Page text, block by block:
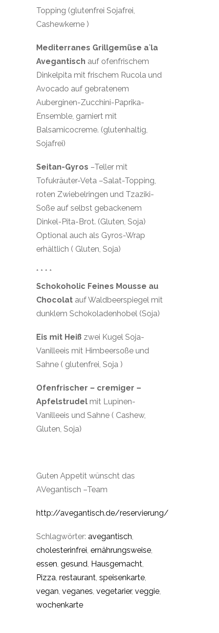
Topping (glutenfrei Sojafrei,
Cashewkerne )
Mediterranes Grillgemüse a`la
Avegantisch auf ofenfrischem
Dinkelpita mit frischem Rucola und
Avocado auf gebratenem
Auberginen-Zucchini-Paprika-
Ensemble, garniert mit
Balsamicocreme. (glutenhaltig,
Sojafrei)
Seitan-Gyros –Teller mit
Tofukräuter-Veta –Salat-Topping,
roten Zwiebelringen und Tzaziki-
Soße auf selbst gebackenem
Dinkel-Pita-Brot. (Gluten, Soja)
Optional auch als Gyros-Wrap
erhältlich ( Gluten, Soja)
* * * *
Schokoholic Feines Mousse au
Chocolat auf Waldbeerspiegel mit
dunklem Schokoladenhobel (Soja)
Eis mit Heiß zwei Kugel Soja-
Vanilleeis mit Himbeersoße und
Sahne ( glutenfrei, Soja )
Ofenfrischer – cremiger –
Apfelstrudel mit Lupinen-
Vanilleeis und Sahne ( Cashew,
Gluten, Soja)
Guten Appetit wünscht das
AVegantisch –Team
http://avegantisch.de/reservierung/
Schlagwörter: avegantisch
cholesterinfrei ernährungsweise
essen gesund Hausgemacht
Pizza restaurant speisenkarte
vegan veganes vegetarier, veggie
wochenkarte